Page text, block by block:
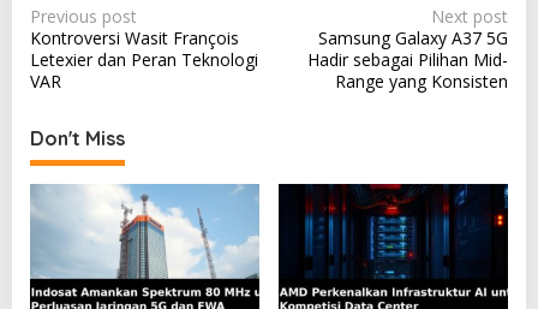
P
o
s
t
n
a
v
g
Previous post
Kontroversi Wasit François
Letexier dan Peran Teknologi
VAR
Next post
Samsung Galaxy A37 5G
Hadir sebagai Pilihan Mid-
Range yang Konsisten
Don't Miss